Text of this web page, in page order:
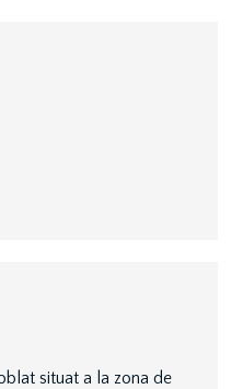
situat a la zona de